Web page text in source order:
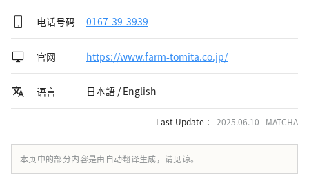
电话号码 0167-39-3939
官网 https://www.farm-tomita.co.jp/
语言 日本語 / English
Last Update ： 2025.06.10 MATCHA
本页中的部分内容是由自动翻译生成，请见谅。